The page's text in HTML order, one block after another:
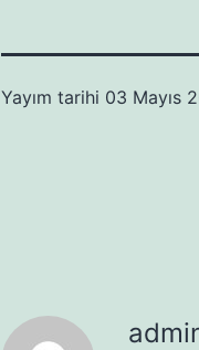
Yayım tarihi 03 Mayıs